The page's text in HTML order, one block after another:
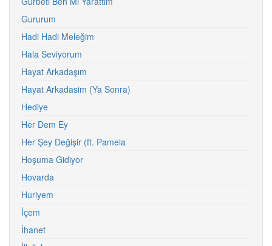
Gururum
Hadi Hadi Meleğim
Hala Seviyorum
Hayat Arkadaşım
Hayat Arkadasim (Ya Sonra)
Hediye
Her Dem Ey
Her Şey Değişir (ft. Pamela
Hoşuma Gidiyor
Hovarda
Huriyem
İçem
İhanet